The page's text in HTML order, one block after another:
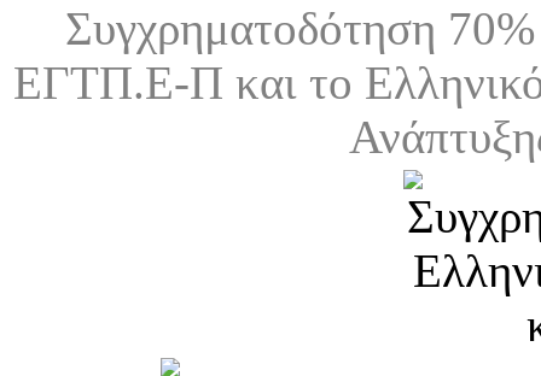
Συγχρηματοδότηση
ΕΓΤΠ.Ε-Π και το